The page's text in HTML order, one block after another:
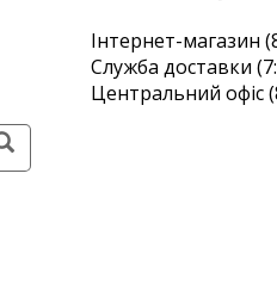
Інтернет-магазин
Служба доставки
Центральний офіс